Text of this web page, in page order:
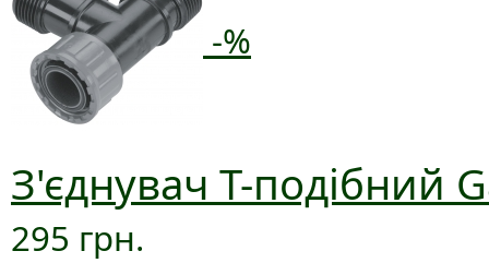
-%
З'єднувач T-подібний
295 грн.